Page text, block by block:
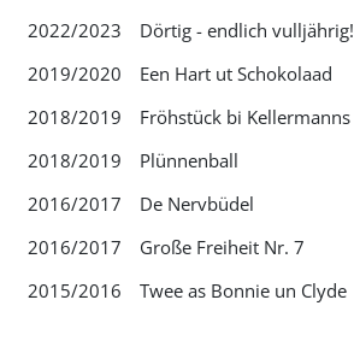
2022/2023
Dörtig - endlich vulljährig!
2019/2020
Een Hart ut Schokolaad
2018/2019
Fröhstück bi Kellermanns
2018/2019
Plünnenball
2016/2017
De Nervbüdel
2016/2017
Große Freiheit Nr. 7
2015/2016
Twee as Bonnie un Clyde